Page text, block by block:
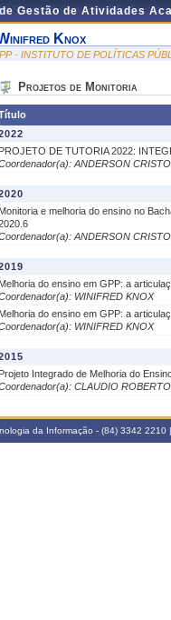
Gestão de Atividades
Knox
- INSTITUTO DE POLÍTICAS
Projetos de Monitoria
PROJETO DE TUTORIA 2022:
ANDERSON
Monitoria e melhoria do ensino no
ANDERSON
Melhoria do ensino em GPP: a
WINIFRED KNOX
Melhoria do ensino em GPP: a
WINIFRED KNOX
Projeto Integrado de Melhoria do
CLAUDIO
da Informação - (84) 3342